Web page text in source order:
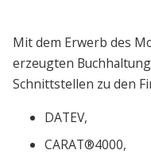
Mit dem Erwerb des
erzeugten
Schnittstellen zu den
DATEV,
CARAT®4000,